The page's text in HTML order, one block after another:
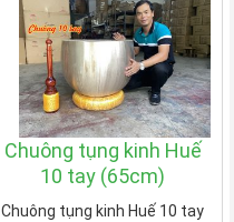
Chuông tụng kinh Huế
10 tay (65cm)
Chuông tụng kinh Huế 10 tay